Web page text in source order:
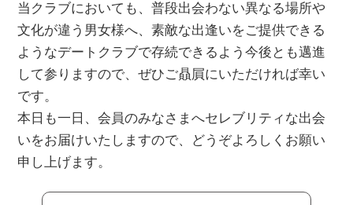
当クラブにおいても、普段出会わない異なる場所や
文化が違う男女様へ、素敵な出逢いをご提供できる
ようなデートクラブで存続できるよう今後とも邁進
して参りますので、ぜひご贔屓にいただければ幸い
です。
本日も一日、会員のみなさまへセレブリティな出会
いをお届けいたしますので、どうぞよろしくお願い
申し上げます。